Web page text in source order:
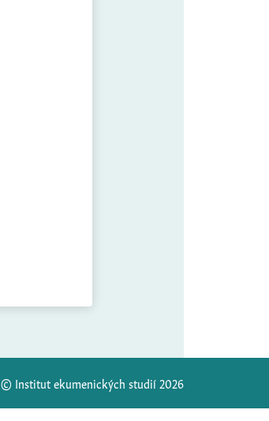
© Institut ekumenických studií 2026